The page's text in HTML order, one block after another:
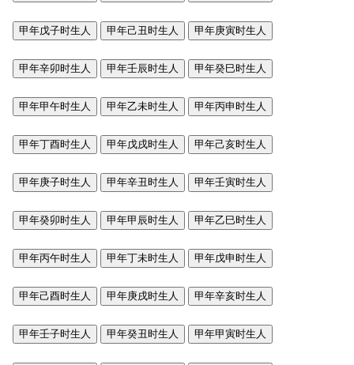
甲年戊子时生人 甲年己丑时生人 甲年庚寅时生人
甲年辛卯时生人 甲年壬辰时生人 甲年癸巳时生人
甲年甲午时生人 甲年乙未时生人 甲年丙申时生人
甲年丁酉时生人 甲年戊戌时生人 甲年己亥时生人
甲年庚子时生人 甲年辛丑时生人 甲年壬寅时生人
甲年癸卯时生人 甲年甲辰时生人 甲年乙巳时生人
甲年丙午时生人 甲年丁未时生人 甲年戊申时生人
甲年己酉时生人 甲年庚戌时生人 甲年辛亥时生人
甲年壬子时生人 甲年癸丑时生人 甲年甲寅时生人